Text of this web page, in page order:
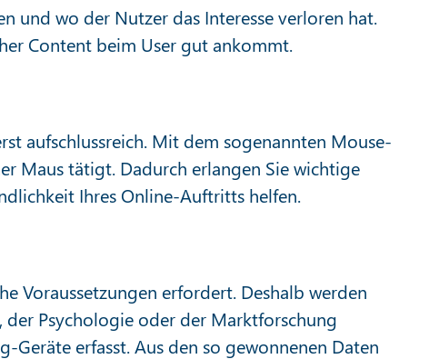
und wo der Nutzer das Interesse verloren hat.
Content beim User gut ankommt.
aufschlussreich. Mit dem sogenannten Mouse-
Maus tätigt. Dadurch erlangen Sie wichtige
Ihres Online-Auftritts helfen.
Voraussetzungen erfordert. Deshalb werden
Psychologie oder der Marktforschung
Geräte erfasst. Aus den so gewonnenen Daten